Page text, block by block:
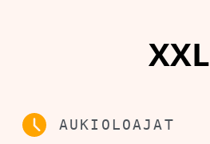
XXL
AUKIOLOAJAT